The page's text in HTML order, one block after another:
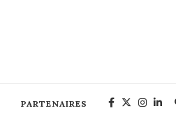
PARTENAIRES